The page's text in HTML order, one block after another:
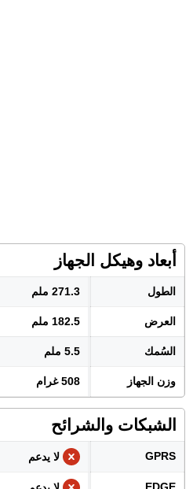
أبعاد وهيكل الجهاز
الطول 271.3 ملم
العرض 182.5 ملم
السُمك 5.5 ملم
وزن الجهاز 508 غرام
الشبكات والشرائح
GPRS لا يدعم